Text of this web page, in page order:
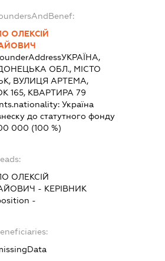
ОЛЕКСІЙ
УКРАЇНА,
ОБЛ., МІСТО
ВУЛИЦЯ АРТЕМА,
165, КВАРТИРА 79
Україна
до статутного фонду
000 (100 %)
ОЛЕКСІЙ
- КЕРІВНИК
-